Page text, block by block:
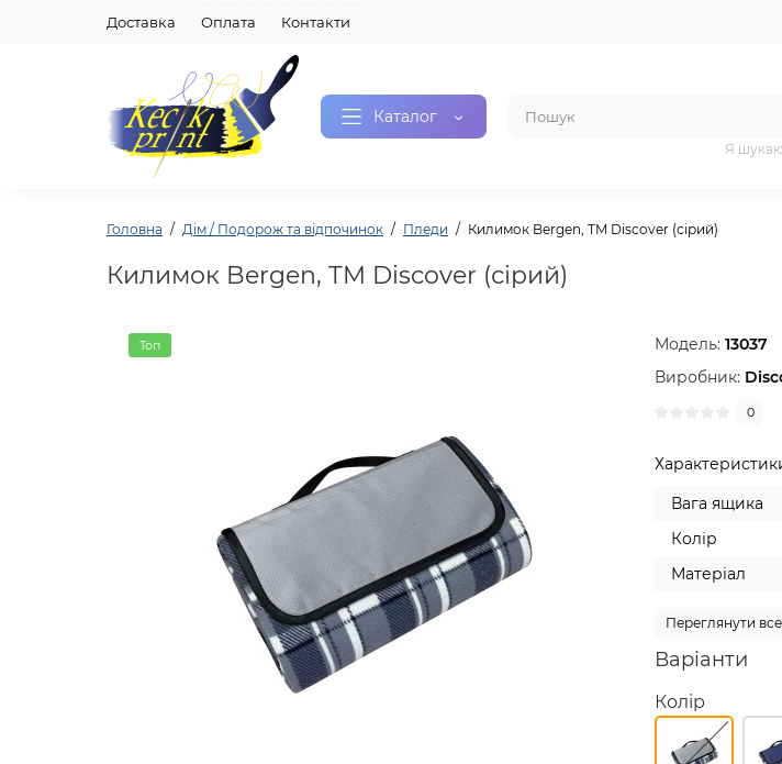
Доставка Оплата Контакти
Каталог
Я
Головна Дім / Подорож та відпочинок Пледи Килимок Bergen, TM Discover (сірий)
Килимок Bergen, TM Discover (сірий)
Топ Модель:13037
Виробник:
0
Вага ящика
Колір
Матеріал
Переглянути все
Варіанти
Колір